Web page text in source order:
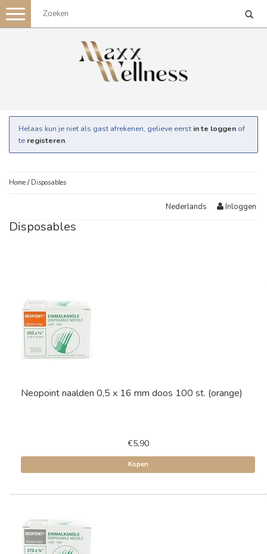
Toggle
navigation
Helaas kun je niet als gast afrekenen, gelieve eerst in te loggen of
te registeren.
Home / Disposables
Nederlands Inloggen
Disposables
Neopoint naalden 0,5 x 16 mm doos 100 st. (orange)
€5,90
Kopen